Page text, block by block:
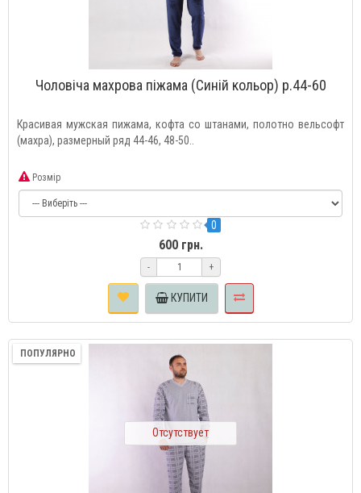
Чоловіча махрова піжама (Синій кольор) р.44-60
Красивая мужская пижама, кофта со штанами, полотно вельсофт
(махра), размерный ряд 44-46, 48-50..
Розмір
0
600 грн.
- +
КУПИТИ
ПОПУЛЯРНО
Отсутствует